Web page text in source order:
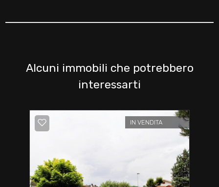
Alcuni immobili che potrebbero
interessarti
IN VENDITA